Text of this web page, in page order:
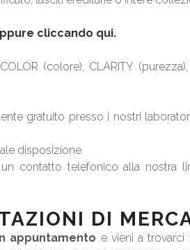
cliccando qui.
(colore), CLARITY
gratuito presso i nostri
disposizione.
contatto telefonico alla nostra
DI
appuntamento e vieni a trovarci